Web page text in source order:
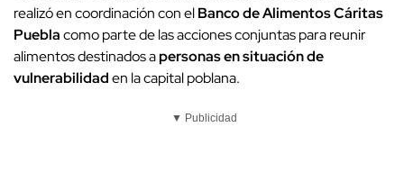
realizó en coordinación con elBanco de Alimentos Cáritas
Pueblacomo parte de las acciones conjuntas para reunir
alimentos destinados apersonas en situación de
vulnerabilidaden la capital poblana.
▼ Publicidad